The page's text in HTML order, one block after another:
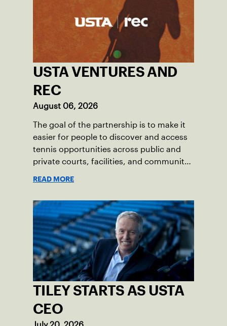
USTA VENTURES AND
REC
August 06, 2026
The goal of the partnership is to make it
easier for people to discover and access
tennis opportunities across public and
private courts, facilities, and community
READ MORE
TILEY STARTS AS USTA
CEO